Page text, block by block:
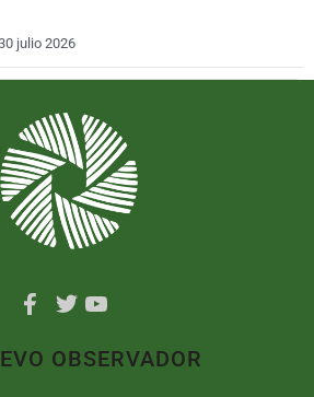
julio 2026
OBSERVADOR